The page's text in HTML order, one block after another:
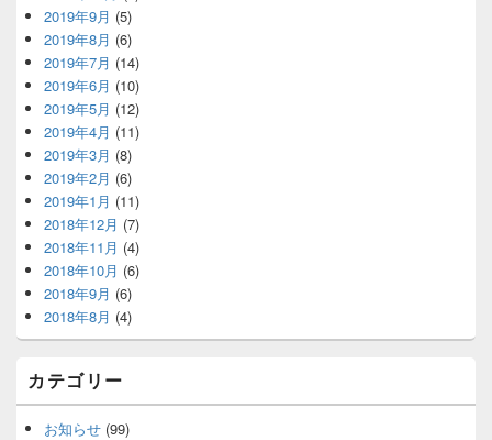
2019年9月 (5)
2019年8月 (6)
2019年7月 (14)
2019年6月 (10)
2019年5月 (12)
2019年4月 (11)
2019年3月 (8)
2019年2月 (6)
2019年1月 (11)
2018年12月 (7)
2018年11月 (4)
2018年10月 (6)
2018年9月 (6)
2018年8月 (4)
カテゴリー
お知らせ (99)